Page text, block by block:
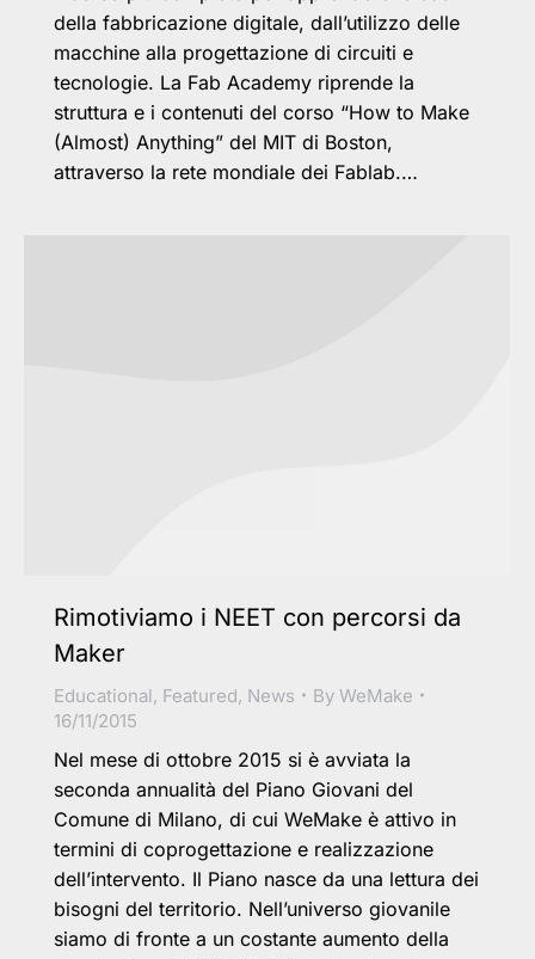
della fabbricazione digitale, dall’utilizzo delle
macchine alla progettazione di circuiti e
tecnologie. La Fab Academy riprende la
struttura e i contenuti del corso “How to Make
(Almost) Anything” del MIT di Boston,
attraverso la rete mondiale dei Fablab.…
Rimotiviamo i NEET con percorsi da
Maker
Educational, Featured, News By WeMake
16/11/2015
Nel mese di ottobre 2015 si è avviata la
seconda annualità del Piano Giovani del
Comune di Milano, di cui WeMake è attivo in
termini di coprogettazione e realizzazione
dell’intervento. Il Piano nasce da una lettura dei
bisogni del territorio. Nell’universo giovanile
siamo di fronte a un costante aumento della